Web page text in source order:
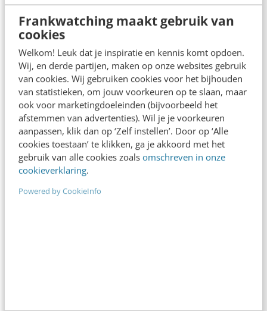
Frankwatching maakt gebruik van
cookies
Welkom! Leuk dat je inspiratie en kennis komt opdoen.
Wij, en derde partijen, maken op onze websites gebruik
van cookies. Wij gebruiken cookies voor het bijhouden
van statistieken, om jouw voorkeuren op te slaan, maar
ook voor marketingdoeleinden (bijvoorbeeld het
afstemmen van advertenties). Wil je je voorkeuren
aanpassen, klik dan op ‘Zelf instellen’. Door op ‘Alle
cookies toestaan’ te klikken, ga je akkoord met het
gebruik van alle cookies zoals omschreven in onze
cookieverklaring.
Powered by CookieInfo
ONLINE MASTERCLASS
De nieuwe SEO- & GEO-
spelregels
In 2,5 uur van Google-first naar AI-first: zo wordt je
content beter gevonden. Schrijf je in en bekijk
direct.